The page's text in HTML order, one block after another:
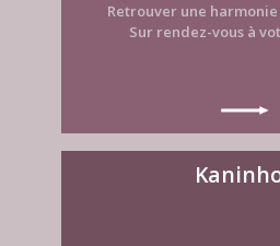
Retrouver une
Sur rendez-vous à